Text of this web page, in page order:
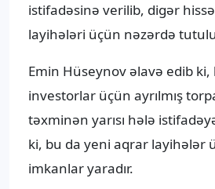
istifadəsinə verilib, digər
layihələri üçün nəzərdə
Emin Hüseynov əlavə edib ki,
investorlar üçün ayrılmış
təxminən yarısı hələ
ki, bu da yeni aqrar layihələr
imkanlar yaradır.